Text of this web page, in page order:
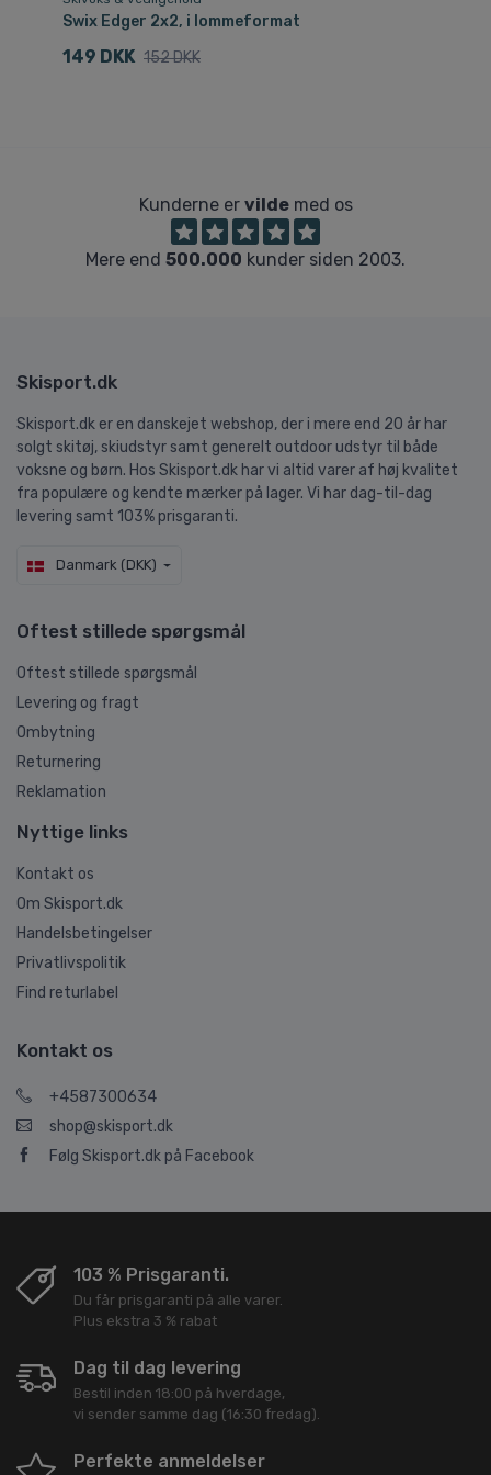
Swix Edger 2x2, i lommeformat
149 DKK 152 DKK
Kunderne er vildemed os
Mere end 500.000 kunder siden 2003.
Skisport.dk
Skisport.dk er en danskejet webshop, der i mere end 20 år har
solgt skitøj, skiudstyr samt generelt outdoor udstyr til både
voksne og børn. Hos Skisport.dk har vi altid varer af høj kvalitet
fra populære og kendte mærker på lager. Vi har dag-til-dag
levering samt 103% prisgaranti.
Danmark (DKK)
Oftest stillede spørgsmål
Oftest stillede spørgsmål
Levering og fragt
Ombytning
Returnering
Reklamation
Nyttige links
Kontakt os
Om Skisport.dk
Handelsbetingelser
Privatlivspolitik
Find returlabel
Kontakt os
+4587300634
shop@skisport.dk
Følg Skisport.dk på Facebook
103 % Prisgaranti.
Du får prisgaranti på alle varer.
Plus ekstra 3 % rabat
Dag til dag levering
Bestil inden 18:00 på hverdage,
vi sender samme dag (16:30 fredag).
Perfekte anmeldelser